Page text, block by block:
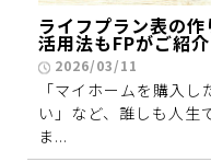
ライフプラン表の
活用法もFPがご紹介
2026/03/11
「マイホームを購入
い」など、誰しも人生
ま...